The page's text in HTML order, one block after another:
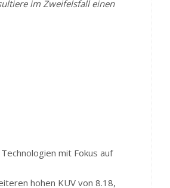
im Zweifelsfall einen
mit Fokus auf
hohen KUV von 8.18,